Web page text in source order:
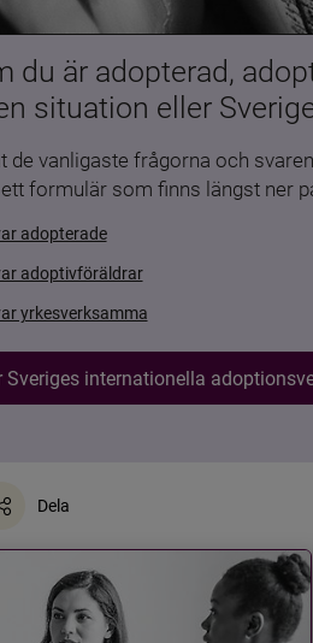
du är adopterad,
situation eller
de vanligaste frågorna och
formulär som finns längst ner
adopterade
adoptivföräldrar
yrkesverksamma
Sveriges internationella
Dela